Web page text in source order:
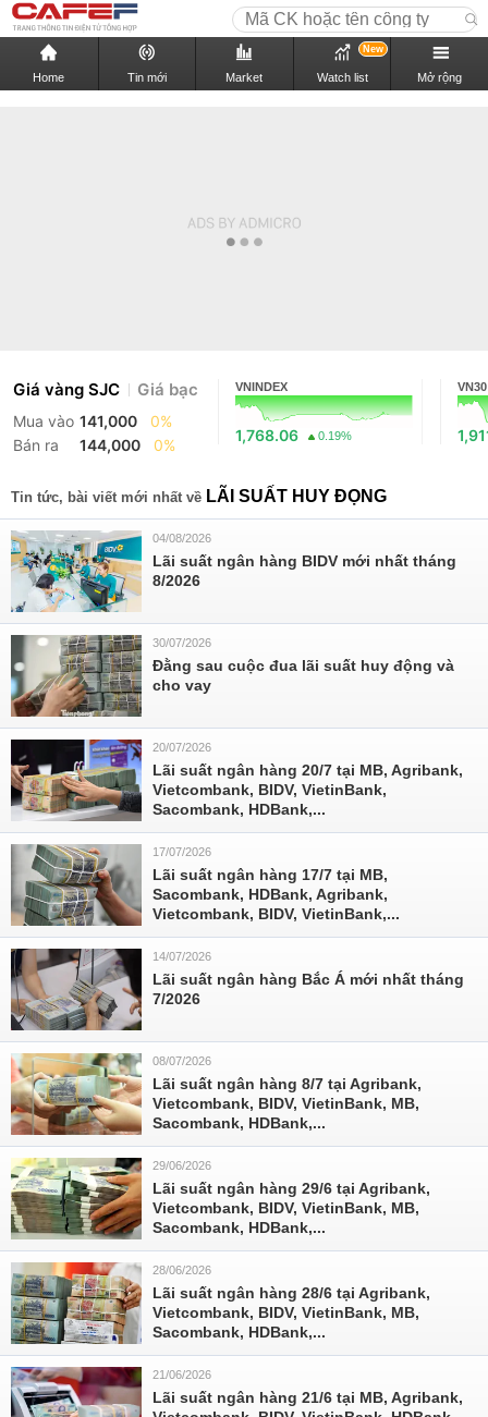
Home Tin mới Market Watch list
New
Mở rộng
Giá vàng SJC Giá bạc
Mua vào 141,000
0%
Bán ra
144,000 0%
VNINDEX
1,768.06 0.19%
VN30
Tin tức, bài viết mới nhất về LÃI SUẤT HUY ĐỌNG
04/08/2026
Lãi suất ngân hàng BIDV mới nhất tháng
8/2026
30/07/2026
Đằng sau cuộc đua lãi suất huy động và
cho vay
20/07/2026
Lãi suất ngân hàng 20/7 tại MB, Agribank,
Vietcombank, BIDV, VietinBank,
Sacombank, HDBank,...
17/07/2026
Lãi suất ngân hàng 17/7 tại MB,
Sacombank, HDBank, Agribank,
Vietcombank, BIDV, VietinBank,...
14/07/2026
Lãi suất ngân hàng Bắc Á mới nhất tháng
7/2026
08/07/2026
Lãi suất ngân hàng 8/7 tại Agribank,
Vietcombank, BIDV, VietinBank, MB,
Sacombank, HDBank,...
29/06/2026
Lãi suất ngân hàng 29/6 tại Agribank,
Vietcombank, BIDV, VietinBank, MB,
Sacombank, HDBank,...
28/06/2026
Lãi suất ngân hàng 28/6 tại Agribank,
Vietcombank, BIDV, VietinBank, MB,
Sacombank, HDBank,...
21/06/2026
Lãi suất ngân hàng 21/6 tại MB, Agribank,